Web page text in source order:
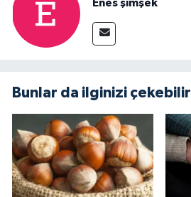
Enes şimşek
Bunlar da ilginizi çekebilir